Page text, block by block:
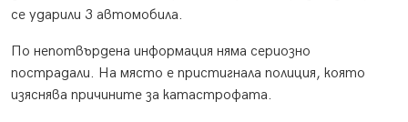
се ударили 3 автомобила.
По непотвърдена информация няма сериозно
пострадали. На място е пристигнала полиция, която
изяснява причините за катастрофата.